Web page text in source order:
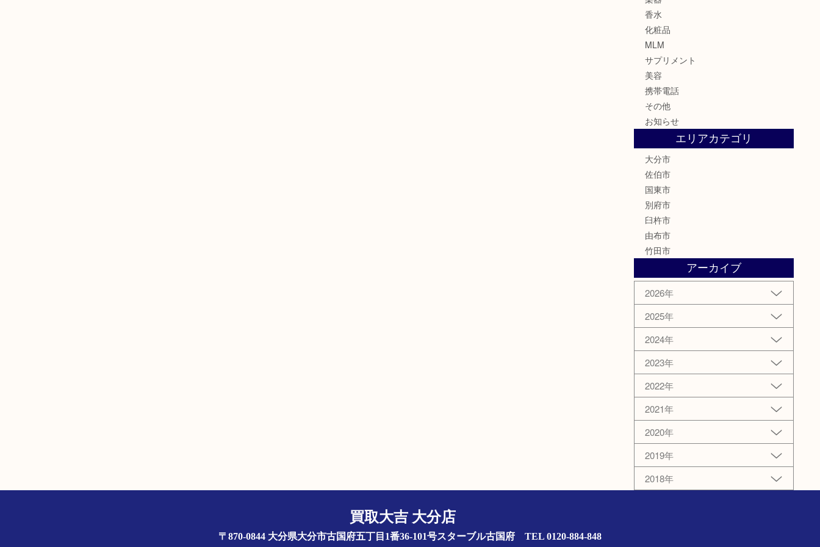
香水
化粧品
MLM
サプリメント
美容
携帯電話
その他
お知らせ
エリアカテゴリ
大分市
佐伯市
国東市
別府市
臼杵市
由布市
竹田市
アーカイブ
2026年
2025年
2024年
2023年
2022年
2021年
2020年
2019年
2018年
買取大吉 大分店
〒870-0844 大分県大分市古国府五丁目1番36-101号スターブル古国府 TEL 0120-884-848